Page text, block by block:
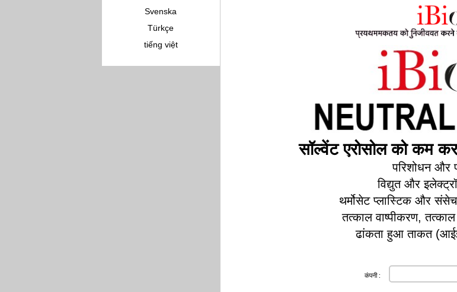
Svenska
Türkçe
tiếng việt
सॉल्वेंट एरोसोल को कम
परिशोधन और
विद्युत और
थर्मोसेट प्लास्टिक और
तत्काल वाष्पीकरण,
ढांकता हुआ ताकत
कंपनी :